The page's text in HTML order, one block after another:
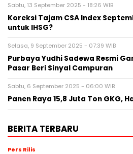
Sabtu, 13 September 2025 - 18:26 WIB
Koreksi Tajam CSA Index
untuk IHSG?
Selasa, 9 September 2025 - 07:39 WIB
Purbaya Yudhi Sadewa Resmi
Pasar Beri Sinyal Campuran
Sabtu, 6 September 2025 - 06:00 WIB
Panen Raya 15,8 Juta Ton GKG,
BERITA TERBARU
Pers Rilis